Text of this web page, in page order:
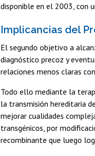
disponible en el 2003, con
Implicancias del
El segundo objetivo a
diagnóstico precoz y
relaciones menos claras
Todo ello mediante la
la transmisión hereditaria
mejorar cualidades
transgénicos, por
recombinante que luego